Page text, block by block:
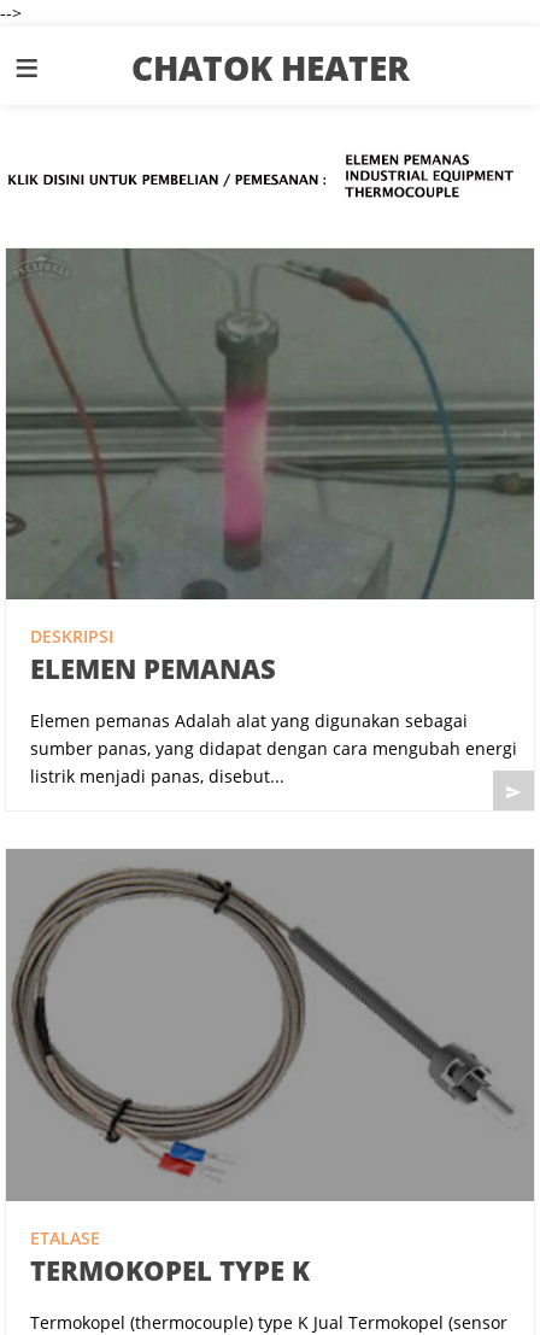
-->
CHATOK HEATER
≡
DESKRIPSI
ELEMEN PEMANAS
Elemen pemanas Adalah alat yang digunakan sebagai
sumber panas, yang didapat dengan cara mengubah energi
listrik menjadi panas, disebut...

ETALASE
TERMOKOPEL TYPE K
Termokopel (thermocouple) type K Jual Termokopel (sensor